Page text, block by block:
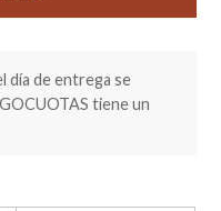
día de entrega se
tiene un